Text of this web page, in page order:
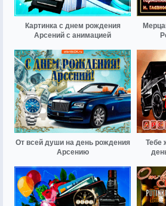
Картинка с днем рождения
Арсений с анимацией
От всей души на день рождения
Арсению
Тебе